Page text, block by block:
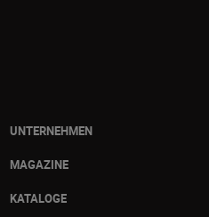
UNTERNEHMEN
MAGAZINE
KATALOGE